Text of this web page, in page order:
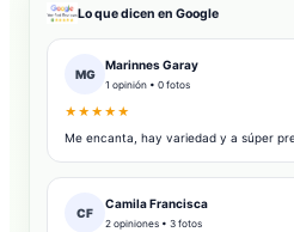
Lo que dicen en Google
MG
Marinnes Garay
1 opinión • 0 fotos
★★★★★
Me encanta, hay variedad y a súper
CF
Camila Francisca
2 opiniones • 3 fotos